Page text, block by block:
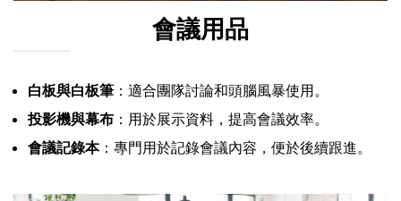
會議用品
白板與白板筆 ：適合團隊討論和頭腦風暴使用。
投影機與幕布 ：用於展示資料，提高會議效率。
會議記錄本：專門用於記錄會議內容，便於後續跟進。